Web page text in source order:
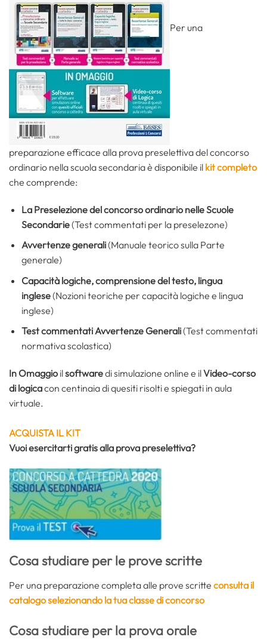
Per una
preparazione efficace alla prova preselettiva del concorso
ordinario nella scuola secondaria è disponibile il kit completo
che comprende:
La Preselezione del concorso ordinario nelle Scuole
Secondarie(Test commentati per la preselezone)
Avvertenze generali(Manuale teorico sulla Parte
generale)
Capacità logiche, comprensione del testo, lingua
inglese(Nozioni teoriche per capacità logiche e lingua
inglese)
Test commentati Avvertenze Generali(Test commentati
normativa scolastica)
In Omaggio ilsoftwaredi simulazione online e ilVideo-corso
di logicacon centinaia di quesiti risolti e spiegati in aula
virtuale.
ACQUISTA IL KIT
Vuoi esercitarti gratis alla prova preselettiva?
Cosa studiare per le prove scritte
Per una preparazione completa alle prove scritte consulta il
catalogo selezionando la tua classe di concorso
Cosa studiare per la prova orale